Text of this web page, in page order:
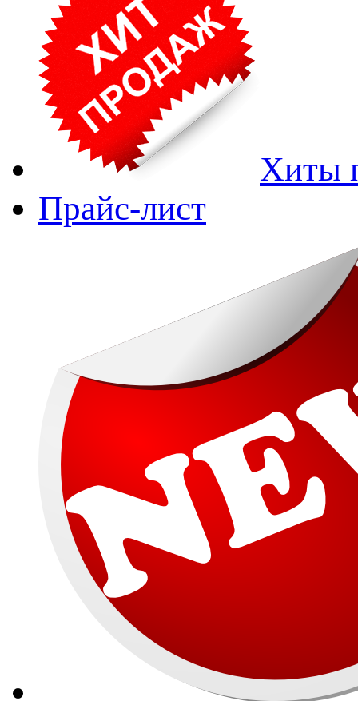
Хиты
Прайс-лист